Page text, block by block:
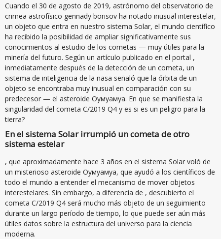
Cuando el 30 de agosto de 2019, astrónomo del observatorio de
crimea astrofísico gennady borisov ha notado inusual interestelar,
un objeto que entra en nuestro sistema Solar, el mundo científico
ha recibido la posibilidad de ampliar significativamente sus
conocimientos al estudio de los cometas — muy útiles para la
minería del futuro. Según un artículo publicado en el portal ,
inmediatamente después de la detección de un cometa, un
sistema de inteligencia de la nasa señaló que la órbita de un
objeto se encontraba muy inusual en comparación con su
predecesor — el asteroide Оумуамуа. En que se manifiesta la
singularidad del cometa C/2019 Q4 y es si es un peligro para la
tierra?
En el sistema Solar irrumpió un cometa de otro
sistema estelar
, que aproximadamente hace 3 años en el sistema Solar voló de
un misterioso asteroide Оумуамуа, que ayudó a los científicos de
todo el mundo a entender el mecanismo de mover objetos
interestelares. Sin embargo, a diferencia de , descubierto el
cometa C/2019 Q4 será mucho más objeto de un seguimiento
durante un largo período de tiempo, lo que puede ser aún más
útiles datos sobre la estructura del universo para la ciencia
moderna.